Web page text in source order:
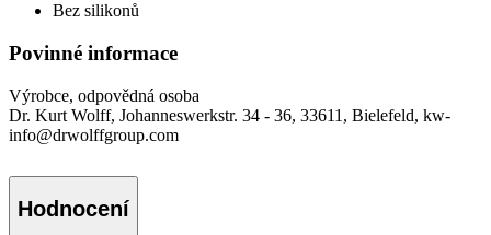
Bez silikonů
Povinné informace
Výrobce, odpovědná osoba
Dr. Kurt Wolff, Johanneswerkstr. 34 - 36, 33611, Bielefeld, kw-
info@drwolffgroup.com
Hodnocení